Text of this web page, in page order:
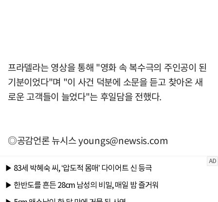
프라델라는 영상을 통해 "영화 속 복수극의 주인공이 된
기분이었다"며 "이 사건 덕분에 소문을 듣고 찾아온 새
로운 고객들이 늘었다"는 후일담을 전했다.
◎공감언론 뉴시스youngs@newsis.com